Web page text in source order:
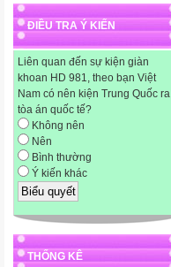
ĐIỀU TRA Ý KIẾN
Liên quan đến sự kiện giàn
khoan HD 981, theo bạn Việt
Nam có nên kiện Trung Quốc ra
tòa án quốc tế?
Không nên
Nên
Bình thường
Ý kiến khác
THỐNG KÊ